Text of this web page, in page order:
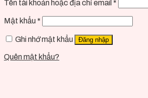
Tên tài khoản hoặc địa chỉ email *
Mật khẩu *
Ghi nhớ mật khẩu Đăng nhập
Quên mật khẩu?